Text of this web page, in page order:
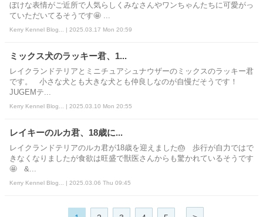
ぼけな表情がご近所で人気らしくみなさんやワンちゃんたちに可愛がっ
ていただいてるそうです🤩 ...
Kerry Kennel Blog... | 2025.03.17 Mon 20:59
ミックス犬のラッキー君、1...
レイクランドテリアとミニチュアシュナウザーのミックスのラッキー君
です。 小さな犬とも大きな犬とも仲良しなのが自慢だそうです！
JUGEMテ...
Kerry Kennel Blog... | 2025.03.10 Mon 20:55
レイキーのルカ君、18歳に...
レイクランドテリアのルカ君が18歳を迎えました🎂 歩行が自力ではで
きなくなりましたが食欲は旺盛で獣医さんからも驚かれているそうです
🤩 &...
Kerry Kennel Blog... | 2025.03.06 Thu 09:45